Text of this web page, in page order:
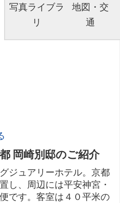
写真ライブラ
リ
地図・交
通
岡崎別邸のご紹介
ジュアリーホテル。京都
し、周辺には平安神宮・
です。客室は４０平米の